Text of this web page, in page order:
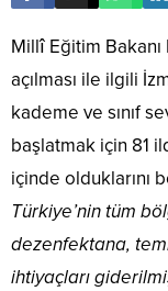
Millî Eğitim Bakanı
açılması ile ilgili
kademe ve sınıf
başlatmak için 81
içinde olduklarını
Türkiye’nin tüm
dezenfektana,
ihtiyaçları